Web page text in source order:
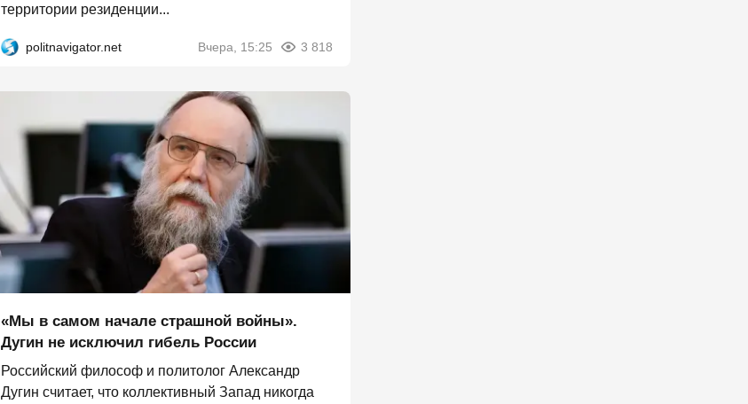
территории резиденции...
politnavigator.net Вчера, 15:25 3 818
«Мы в самом начале страшной войны».
Дугин не исключил гибель России
Российский философ и политолог Александр
Дугин считает, что коллективный Запад никогда